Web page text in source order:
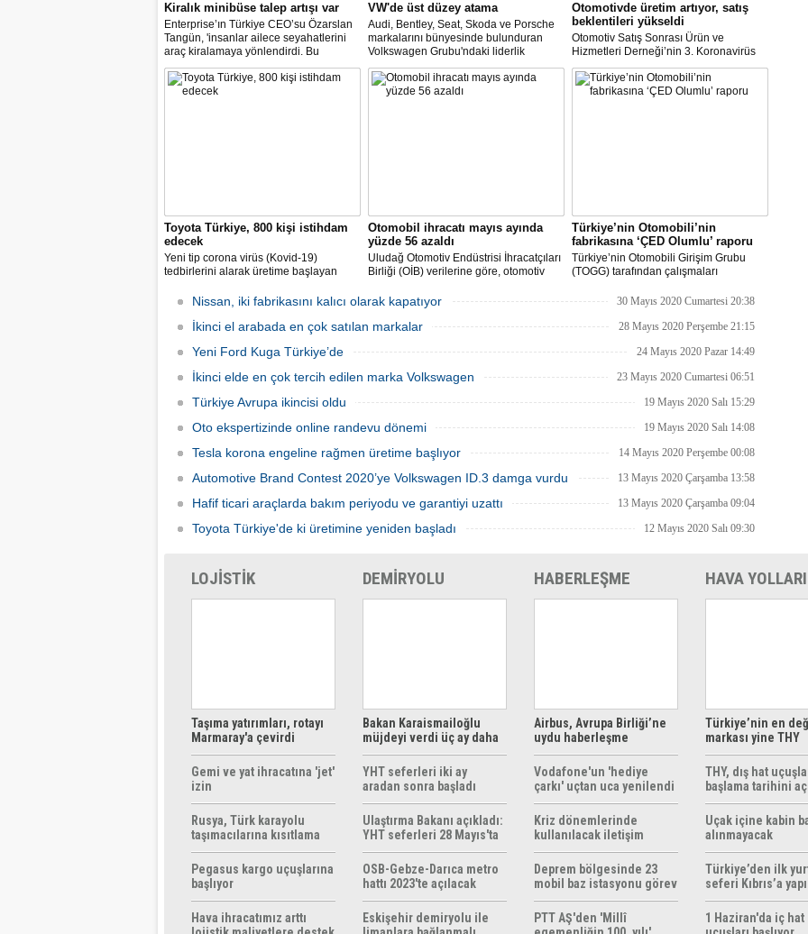
Kiralık minibüse talep artışı var
Enterprise’ın Türkiye CEO’su Özarslan
Tangün, 'insanlar ailece seyahatlerini
araç kiralamaya yönlendirdi. Bu
noktada, bavul kullanımı ve kişi sayısı,
minibüs ve SUV gövde tipli araç
kiralamada geçen yıla göre yüzde 60’a
VW'de üst düzey atama
Audi, Bentley, Seat, Skoda ve Porsche
markalarını bünyesinde bulunduran
Volkswagen Grubu'ndaki liderlik
değişiminin şirketin güçlü işçi
temsilcileriyle maliyet indirimini
müzakere etmeye çalıştığı bir zamanda
Otomotivde üretim artıyor, satış
beklentileri yükseldi
Otomotiv Satış Sonrası Ürün ve
Hizmetleri Derneği’nin 3. Koronavirüs
Etki Araştırması’na göre; üretime devam
eden şirketlerin oranı yükselişe geçti.
Ara veren şirketler ise bu ay
Toyota Türkiye, 800 kişi istihdam
edecek
Yeni tip corona virüs (Kovid-19)
tedbirlerini alarak üretime başlayan
ve ihracat hedeflerini artırmak için
istihdam sağlayacak.
Otomobil ihracatı mayıs ayında
yüzde 56 azaldı
Uludağ Otomotiv Endüstrisi İhracatçıları
Birliği (OİB) verilerine göre, otomotiv
sürdüğü Mayıs ayında geçen senenin
aynı dönemine göre yüzde 56 düşüşle 1
milyar 203 milyon dolar ihracat
Türkiye’nin Otomobili’nin
fabrikasına ‘ÇED Olumlu’ raporu
Türkiye’nin Otomobili Girişim Grubu
(TOGG) tarafından çalışmaları
Türkiye’nin Otomobili yatırımı Bursa’nın
fabrika inşaatının başlayabilmesi için
aldı.
Nissan, iki fabrikasını kalıcı olarak kapatıyor 30 Mayıs 2020 Cumartesi 20:38
İkinci el arabada en çok satılan markalar 28 Mayıs 2020 Perşembe 21:15
Yeni Ford Kuga Türkiye’de 24 Mayıs 2020 Pazar 14:49
İkinci elde en çok tercih edilen marka Volkswagen 23 Mayıs 2020 Cumartesi 06:51
Türkiye Avrupa ikincisi oldu 19 Mayıs 2020 Salı 15:29
Oto ekspertizinde online randevu dönemi 19 Mayıs 2020 Salı 14:08
Tesla korona engeline rağmen üretime başlıyor 14 Mayıs 2020 Perşembe 00:08
Automotive Brand Contest 2020’ye Volkswagen ID.3 damga vurdu 13 Mayıs 2020 Çarşamba 13:58
Hafif ticari araçlarda bakım periyodu ve garantiyi uzattı 13 Mayıs 2020 Çarşamba 09:04
Toyota Türkiye'de ki üretimine yeniden başladı 12 Mayıs 2020 Salı 09:30
LOJİSTİK
Taşıma yatırımları, rotayı
Marmaray'a çevirdi
Gemi ve yat ihracatına 'jet'
izin
Rusya, Türk karayolu
taşımacılarına kısıtlama
getirebilir
Pegasus kargo uçuşlarına
başlıyor
Hava ihracatımız arttı
DEMİRYOLU
Bakan Karaismailoğlu
müjdeyi verdi üç ay daha
ücretsiz
YHT seferleri iki ay
aradan sonra başladı
Ulaştırma Bakanı açıkladı:
YHT seferleri 28 Mayıs'ta
başlıyor
OSB-Gebze-Darıca metro
hattı 2023'te açılacak
Eskişehir demiryolu ile
HABERLEŞME
Airbus, Avrupa Birliği’ne
uydu haberleşme
çözümleri sunuyor
Vodafone'un 'hediye
çarkı' uçtan uca yenilendi
Kriz dönemlerinde
kullanılacak iletişim
yöntemleri rehberi
hazırlandı
Deprem bölgesinde 23
mobil baz istasyonu görev
yapıyor
PTT AŞ'den 'Millî
HAVA YOLLARI
Türkiye’nin en
markası yine THY
THY, dış hat
başlama tarihini
Uçak içine kabin
alınmayacak
Türkiye’den ilk yurt
seferi Kıbrıs’a
1 Haziran'da iç hat